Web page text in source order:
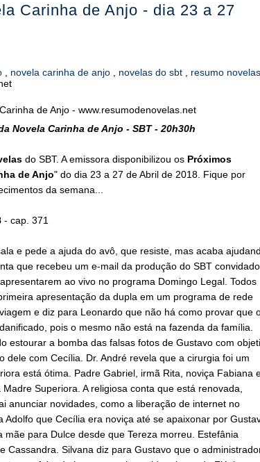
Carinha de Anjo - dia 23 a 27
novela carinha de anjo novelas do sbt resumo novelas
Novela Carinha de Anjo - SBT - 20h30h
do SBT. A emissora disponibilizou os Próximos
de Anjo" do dia 23 a 27 de Abril de 2018. Fique por
da semana...
- cap. 371
e pede a ajuda do avô, que resiste, mas acaba
que recebeu um e-mail da produção do SBT convidado
ao vivo no programa Domingo Legal. Todos
apresentação da dupla em um programa de rede
e diz para Leonardo que não há como provar que
pois o mesmo não está na fazenda da família.
estourar a bomba das falsas fotos de Gustavo com
dele com Cecília. Dr. André revela que a cirurgia foi um
está ótima. Padre Gabriel, irmã Rita, noviça Fabiana
Superiora. A religiosa conta que está renovada,
anunciar novidades, como a liberação de internet no
Adolfo que Cecília era noviça até se apaixonar por
mãe para Dulce desde que Tereza morreu. Estefânia
Cassandra. Silvana diz para Gustavo que o